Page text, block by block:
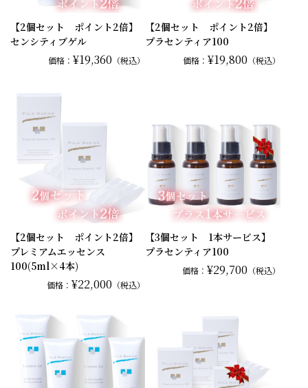
【2個セット ポイント2倍】
センシティブゲル
価格：¥19,360 （税込）
【2個セット ポイント2倍】
プラセンティア100
価格： ¥19,800 （税込）
【2個セット ポイント2倍】
プレミアムエッセンス
100(5ml×4本)
価格：¥22,000 （税込）
【3個セット 1本サービス】
プラセンティア100
価格： ¥29,700 （税込）